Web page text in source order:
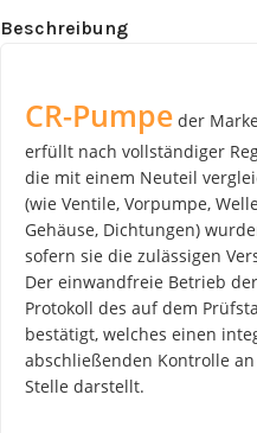
Beschreibung
CR-Pumpe der Marke
erfüllt nach vollständiger
die mit einem Neuteil
(wie Ventile, Vorpumpe,
Gehäuse, Dichtungen)
sofern sie die zulässigen
Der einwandfreie Betrieb
Protokoll des auf dem
bestätigt, welches einen
abschließenden Kontrolle
Stelle darstellt.